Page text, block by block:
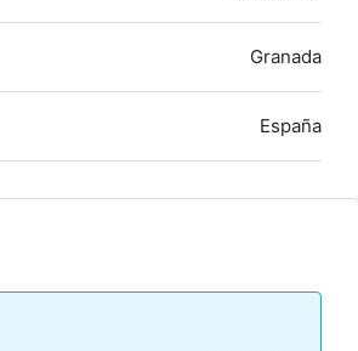
Granada
España